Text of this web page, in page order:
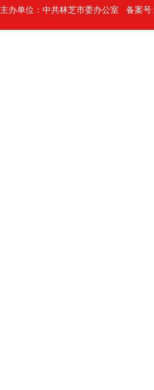
主办单位：中共林芝市委办公室 备案号: